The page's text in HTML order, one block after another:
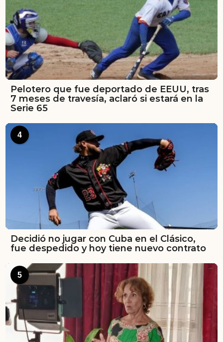
Pelotero que fue deportado de EEUU, tras
7 meses de travesía, aclaró si estará en la
Serie 65
4
Decidió no jugar con Cuba en el Clásico,
fue despedido y hoy tiene nuevo contrato
5